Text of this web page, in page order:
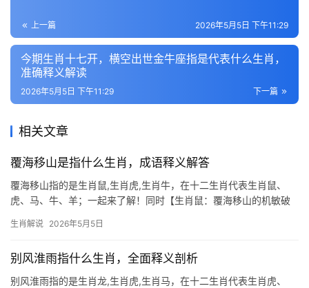
上一篇 2026年5月5日 下午11:29
今期生肖十七开，横空出世金牛座指是代表什么生肖，
准确释义解读
下一篇
2026年5月5日 下午11:29
相关文章
覆海移山是指什么生肖，成语释义解答
覆海移山指的是生肖鼠,生肖虎,生肖牛，在十二生肖代表生肖鼠、
虎、马、牛、羊；一起来了解！同时【生肖鼠：覆海移山的机敏破
见长的代表，2026年下半年，【生肖鼠】将迎来事业上的关键转折
生肖解说 2026年5月5日
别风淮雨指什么生肖，全面释义剖析
别风淮雨指的是生肖龙,生肖虎,生肖马，在十二生肖代表生肖虎、